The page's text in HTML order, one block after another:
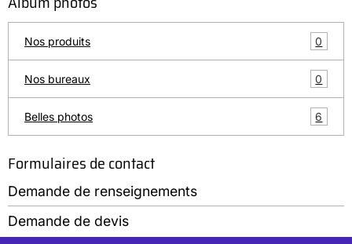
Nos produits 0
Nos bureaux 0
Belles photos 6
Formulaires de contact
Demande de renseignements
Demande de devis